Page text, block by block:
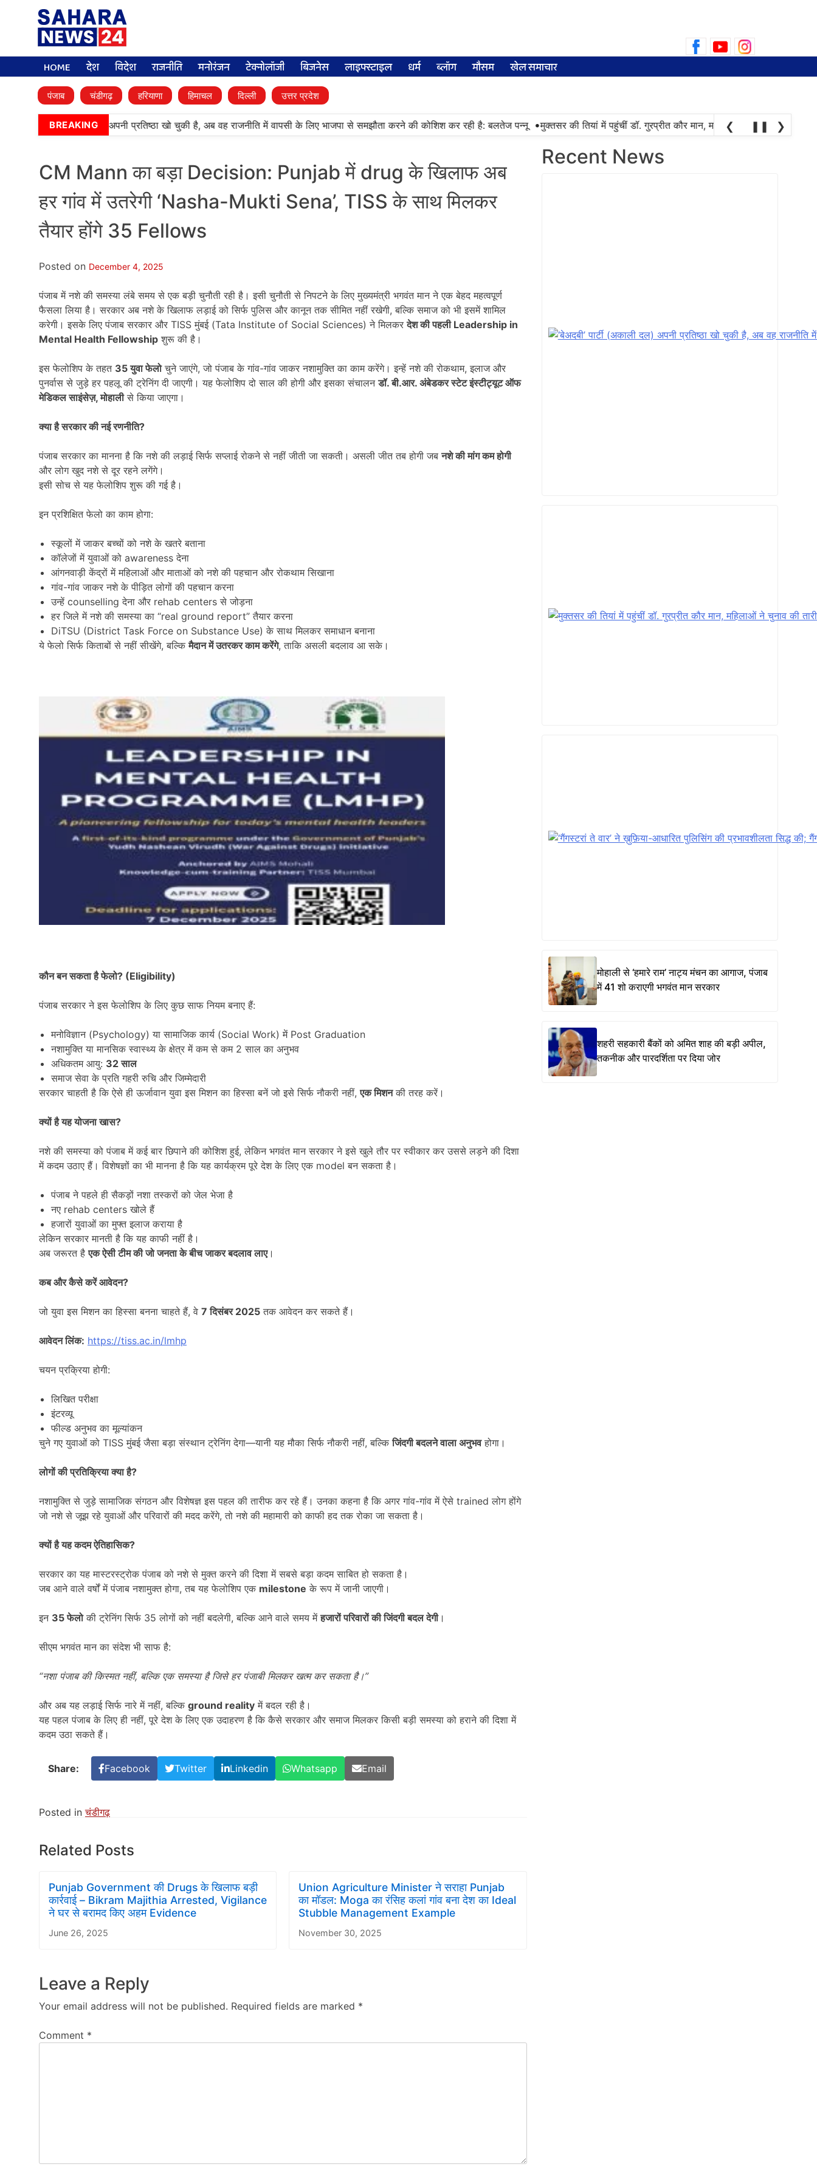
for:
HOME देश विदेश राजनीति मनोरंजन टेक्नोलॉजी बिजनेस लाइफ्स्टाइल धर्म ब्लॉग मौसम खेल समाचार
पंजाब चंडीगढ़ हरियाणा हिमाचल दिल्ली उत्तर प्रदेश
BREAKING
पार्टी (अकाली दल) अपनी प्रतिष्ठा खो चुकी है, अब वह राजनीति में वापसी के लिए भाजपा से समझौता करने की कोशिश कर रही है: बलतेज पन्नू •मुक्तसर की तियां में पहुंचीं डॉ. गुरप्रीत कौर मान, महिलाओं ने चुनाव की तारीख
❮ ❚❚ ❯
CM Mann का बड़ा Decision: Punjab में drug के खिलाफ अब
हर गांव में उतरेगी ‘Nasha-Mukti Sena’, TISS के साथ मिलकर
तैयार होंगे 35 Fellows
Posted on December 4, 2025
पंजाब में नशे की समस्या लंबे समय से एक बड़ी चुनौती रही है। इसी चुनौती से निपटने के लिए मुख्यमंत्री भगवंत मान ने एक बेहद महत्वपूर्ण
फैसला लिया है। सरकार अब नशे के खिलाफ लड़ाई को सिर्फ पुलिस और कानून तक सीमित नहीं रखेगी, बल्कि समाज को भी इसमें शामिल
करेगी। इसके लिए पंजाब सरकार और TISS मुंबई (Tata Institute of Social Sciences) ने मिलकरदेश की पहली Leadership in
Mental Health Fellowship शुरू की है।
इस फेलोशिप के तहत 35युवा फेलोचुने जाएंगे, जो पंजाब के गांव-गांव जाकर नशामुक्ति का काम करेंगे। इन्हें नशे की रोकथाम, इलाज और
पुनर्वास से जुड़े हर पहलू की ट्रेनिंग दी जाएगी। यह फेलोशिप दो साल की होगी और इसका संचालनडॉ. बी.आर. अंबेडकर स्टेट इंस्टीट्यूट ऑफ
मेडिकल साइंसेज़,मोहालीसे किया जाएगा।
क्या है सरकार की नई रणनीति?
पंजाब सरकार का मानना है कि नशे की लड़ाई सिर्फ सप्लाई रोकने से नहीं जीती जा सकती। असली जीत तब होगी जबनशे की मांग कम होगी
और लोग खुद नशे से दूर रहने लगेंगे।
इसी सोच से यह फेलोशिप शुरू की गई है।
इन प्रशिक्षित फेलो का काम होगा:
स्कूलों में जाकर बच्चों को नशे के खतरे बताना
कॉलेजों में युवाओं को awareness देना
आंगनवाड़ी केंद्रों में महिलाओं और माताओं को नशे की पहचान और रोकथाम सिखाना
गांव-गांव जाकर नशे के पीड़ित लोगों की पहचान करना
उन्हें counselling देना और rehab centers से जोड़ना
हर जिले में नशे की समस्या का “real ground report” तैयार करना
DiTSU (District Task Force on Substance Use) के साथ मिलकर समाधान बनाना
ये फेलो सिर्फ किताबों से नहीं सीखेंगे, बल्किमैदान में उतरकर काम करेंगे, ताकि असली बदलाव आ सके।
कौन बन सकता है फेलो? (Eligibility)
पंजाब सरकार ने इस फेलोशिप के लिए कुछ साफ नियम बनाए हैं:
मनोविज्ञान (Psychology) या सामाजिक कार्य (Social Work) में Post Graduation
नशामुक्ति या मानसिक स्वास्थ्य के क्षेत्र में कम से कम 2 साल का अनुभव
अधिकतम आयु: 32साल
समाज सेवा के प्रति गहरी रुचि और जिम्मेदारी
सरकार चाहती है कि ऐसे ही ऊर्जावान युवा इस मिशन का हिस्सा बनें जो इसे सिर्फ नौकरी नहीं,एक मिशनकी तरह करें।
क्यों है यह योजना खास?
नशे की समस्या को पंजाब में कई बार छिपाने की कोशिश हुई, लेकिन भगवंत मान सरकार ने इसे खुले तौर पर स्वीकार कर उससे लड़ने की दिशा
में कदम उठाए हैं। विशेषज्ञों का भी मानना है कि यह कार्यक्रम पूरे देश के लिए एक model बन सकता है।
पंजाब ने पहले ही सैकड़ों नशा तस्करों को जेल भेजा है
नए rehab centers खोले हैं
हजारों युवाओं का मुफ्त इलाज कराया है
लेकिन सरकार मानती है कि यह काफी नहीं है।
अब जरूरत हैएक ऐसी टीम की जो जनता के बीच जाकर बदलाव लाए।
कब और कैसे करें आवेदन?
जो युवा इस मिशन का हिस्सा बनना चाहते हैं, वे 7दिसंबर 2025 तक आवेदन कर सकते हैं।
आवेदन लिंक: https://tiss.ac.in/lmhp
चयन प्रक्रिया होगी:
लिखित परीक्षा
इंटरव्यू
फील्ड अनुभव का मूल्यांकन
चुने गए युवाओं को TISS मुंबई जैसा बड़ा संस्थान ट्रेनिंग देगा—यानी यह मौका सिर्फ नौकरी नहीं, बल्किजिंदगी बदलने वाला अनुभवहोगा।
लोगों की प्रतिक्रिया क्या है?
नशामुक्ति से जुड़े सामाजिक संगठन और विशेषज्ञ इस पहल की तारीफ कर रहे हैं। उनका कहना है कि अगर गांव-गांव में ऐसे trained लोग होंगे
जो नशे से जूझ रहे युवाओं और परिवारों की मदद करेंगे, तो नशे की महामारी को काफी हद तक रोका जा सकता है।
क्यों है यह कदम ऐतिहासिक?
सरकार का यह मास्टरस्ट्रोक पंजाब को नशे से मुक्त करने की दिशा में सबसे बड़ा कदम साबित हो सकता है।
जब आने वाले वर्षों में पंजाब नशामुक्त होगा, तब यह फेलोशिप एक milestone के रूप में जानी जाएगी।
इन 35फेलोकी ट्रेनिंग सिर्फ 35 लोगों को नहीं बदलेगी, बल्कि आने वाले समय मेंहजारों परिवारों की जिंदगी बदल देगी।
सीएम भगवंत मान का संदेश भी साफ है:
“नशा पंजाब की किस्मत नहीं, बल्कि एक समस्या है जिसे हर पंजाबी मिलकर खत्म कर सकता है।”
और अब यह लड़ाई सिर्फ नारे में नहीं, बल्कि ground reality में बदल रही है।
यह पहल पंजाब के लिए ही नहीं, पूरे देश के लिए एक उदाहरण है कि कैसे सरकार और समाज मिलकर किसी बड़ी समस्या को हराने की दिशा में
कदम उठा सकते हैं।
Share: Facebook Twitter Linkedin Whatsapp Email
Posted inचंडीगढ़
Related Posts
Punjab Government की Drugs के खिलाफ बड़ी
कार्रवाई – Bikram Majithia Arrested, Vigilance
ने घर से बरामद किए अहम Evidence
June 26, 2025
Union Agriculture Minister ने सराहा Punjab
का मॉडल: Moga का रंसिह कलां गांव बना देश का Ideal
Stubble Management Example
November 30, 2025
Leave a Reply
Your email address will not be published. Required fields are marked *
Comment *
Recent News
मोहाली से ‘हमारे राम’ नाट्य मंचन का आगाज, पंजाब
में 41 शो कराएगी भगवंत मान सरकार
शहरी सहकारी बैंकों को अमित शाह की बड़ी अपील,
तकनीक और पारदर्शिता पर दिया जोर